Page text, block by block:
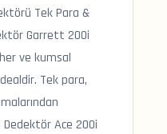
Tek Para &
Garrett 200i
ve kumsal
Tek para,
Dedektör Ace 200i